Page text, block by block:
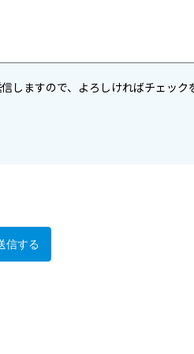
しますので、よろしければチェック